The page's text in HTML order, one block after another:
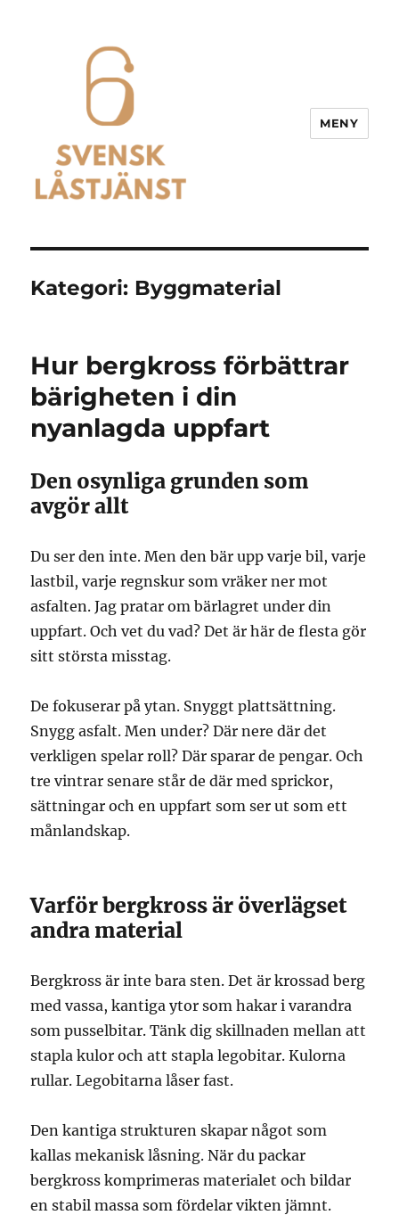
MENY
Kategori: Byggmaterial
Hur bergkross förbättrar
bärigheten i din
nyanlagda uppfart
Den osynliga grunden som
avgör allt
Du ser den inte. Men den bär upp varje bil, varje
lastbil, varje regnskur som vräker ner mot
asfalten. Jag pratar om bärlagret under din
uppfart. Och vet du vad? Det är här de flesta gör
sitt största misstag.
De fokuserar på ytan. Snyggt plattsättning.
Snygg asfalt. Men under? Där nere där det
verkligen spelar roll? Där sparar de pengar. Och
tre vintrar senare står de där med sprickor,
sättningar och en uppfart som ser ut som ett
månlandskap.
Varför bergkross är överlägset
andra material
Bergkross är inte bara sten. Det är krossad berg
med vassa, kantiga ytor som hakar i varandra
som pusselbitar. Tänk dig skillnaden mellan att
stapla kulor och att stapla legobitar. Kulorna
rullar. Legobitarna låser fast.
Den kantiga strukturen skapar något som
kallas mekanisk låsning. När du packar
bergkross komprimeras materialet och bildar
en stabil massa som fördelar vikten jämnt.